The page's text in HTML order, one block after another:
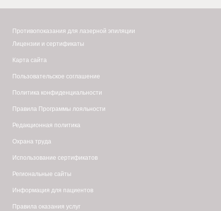
Противопоказания для лазерной эпиляции
Лицензии и сертификаты
Карта сайта
Пользовательское соглашение
Политика конфиденциальности
Правила Программы лояльности
Редакционная политика
Охрана труда
Использование сертификатов
Региональные сайты
Информация для пациентов
Правила оказания услуг